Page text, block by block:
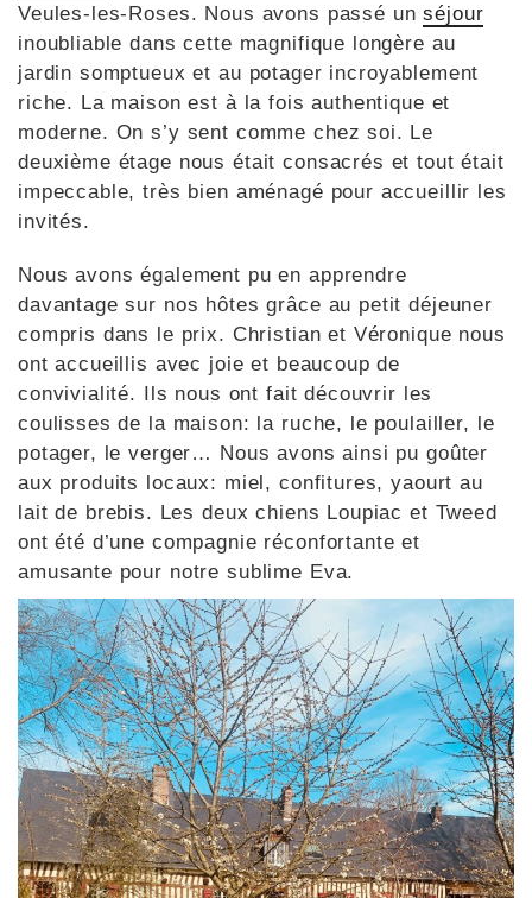
Veules-les-Roses. Nous avons passé unséjour
inoubliable dans cette magnifique longère au
jardin somptueux et au potager incroyablement
riche. La maison est à la fois authentique et
moderne. On s’y sent comme chez soi. Le
deuxième étage nous était consacrés et tout était
impeccable, très bien aménagé pour accueillir les
invités.
Nous avons également pu en apprendre
davantage sur nos hôtes grâce au petit déjeuner
compris dans le prix. Christian et Véronique nous
ont accueillis avec joie et beaucoup de
convivialité. Ils nous ont fait découvrir les
coulisses de la maison: la ruche, le poulailler, le
potager, le verger… Nous avons ainsi pu goûter
aux produits locaux: miel, confitures, yaourt au
lait de brebis. Les deux chiens Loupiac et Tweed
ont été d’une compagnie réconfortante et
amusante pour notre sublime Eva.